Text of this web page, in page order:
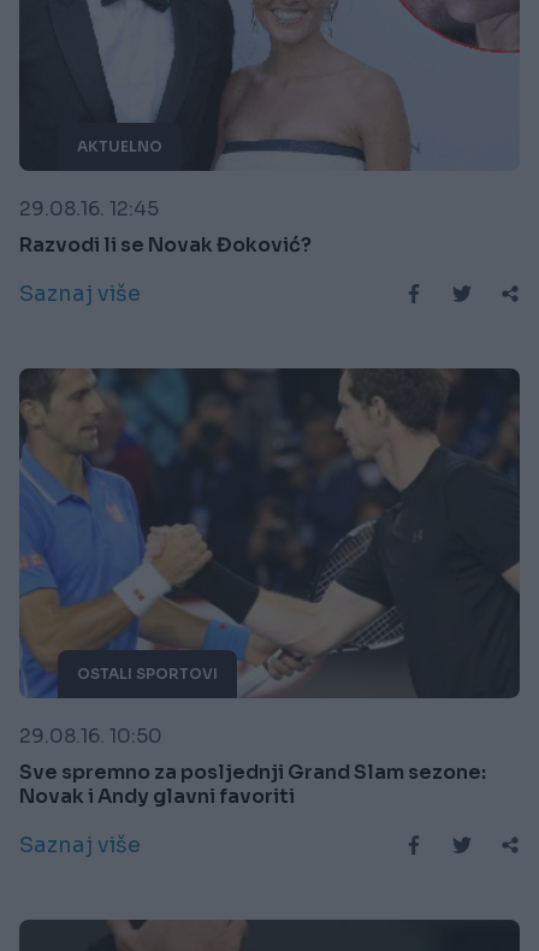
AKTUELNO
29.08.16. 12:45
Razvodi li se Novak Đoković?
Saznaj više
OSTALI SPORTOVI
29.08.16. 10:50
Sve spremno za posljednji Grand Slam sezone:
Novak i Andy glavni favoriti
Saznaj više